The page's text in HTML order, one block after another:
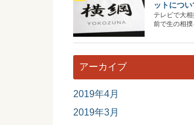
ットにつ
テレビで大
前で生の相撲
アーカイブ
2019年4月
2019年3月